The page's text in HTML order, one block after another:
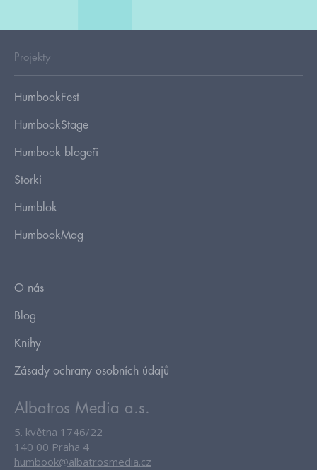
Projekty
HumbookFest
HumbookStage
Humbook blogeři
Storki
Humblok
HumbookMag
O nás
Blog
Knihy
Zásady ochrany osobních údajů
Albatros Media a.s.
5. května 1746/22
140 00 Praha 4
humbook@albatrosmedia.cz